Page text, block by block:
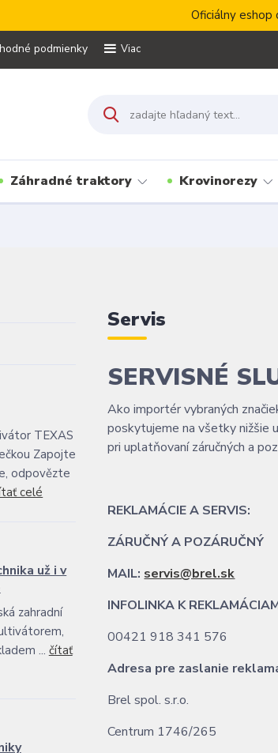
Oficiálny eshop
podmienky Viac
Záhradné traktory Krovinorezy
TEXAS
Zapojte
odpovězte
celé
už i v
zahradní
... čítať
Servis
SERVISNÉ
Ako importér vybraných
poskytujeme na všetky nižšie
pri uplatňovaní záručných a
REKLAMÁCIE A SERVIS:
ZÁRUČNÝ A POZÁRUČNÝ
MAIL: servis@brel.sk
INFOLINKA K
00421 918
Adresa pre zaslanie
Brel spol.
Centrum 1746/265